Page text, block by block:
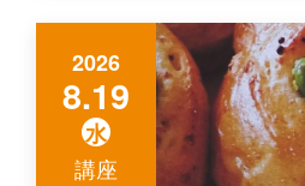
2026
8.19
水
講座